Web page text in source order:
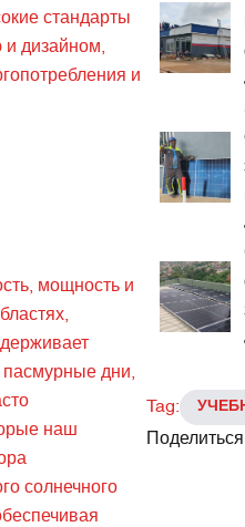
стандарты
и дизайном,
и
мощность и
пасмурные дни,
наш
солнечного
Tag: